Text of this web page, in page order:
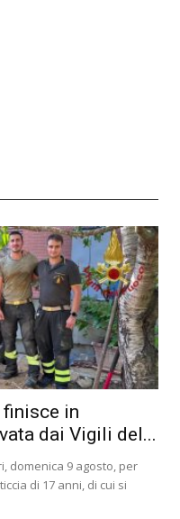
finisce in
dai Vigili del...
domenica 9 agosto, per
di 17 anni, di cui si